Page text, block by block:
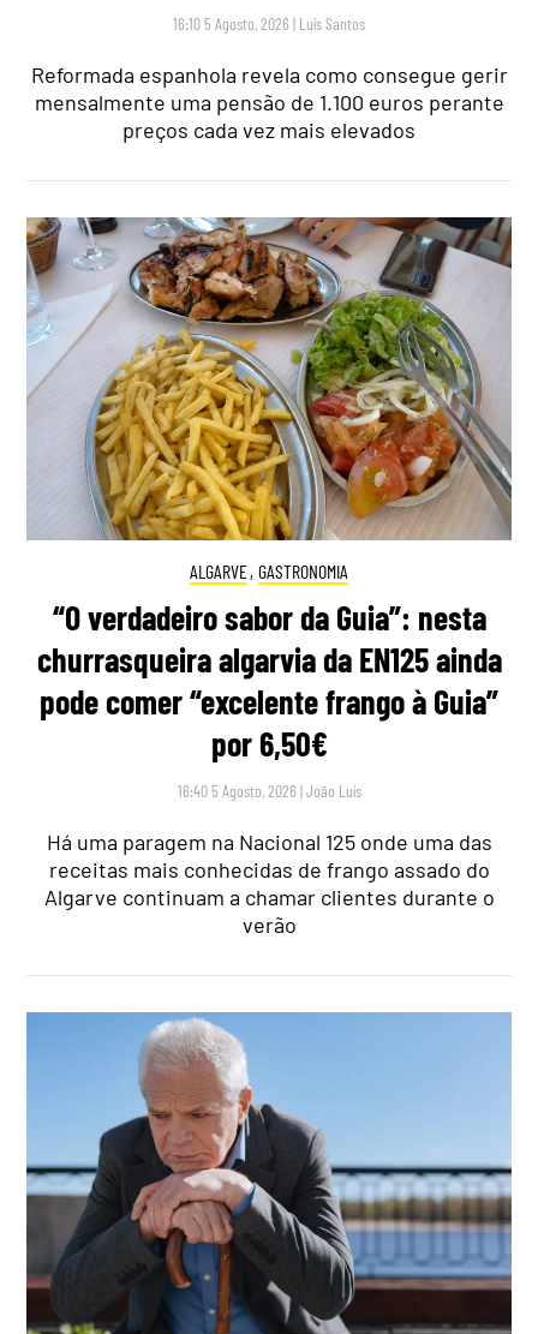
16:10 5 Agosto, 2026 | Luís Santos
Reformada espanhola revela como consegue gerir
mensalmente uma pensão de 1.100 euros perante
preços cada vez mais elevados
ALGARVE, GASTRONOMIA
“O verdadeiro sabor da Guia”: nesta
churrasqueira algarvia da EN125 ainda
pode comer “excelente frango à Guia”
por 6,50€
16:40 5 Agosto, 2026 |João Luís
Há uma paragem na Nacional 125 onde uma das
receitas mais conhecidas de frango assado do
Algarve continuam a chamar clientes durante o
verão